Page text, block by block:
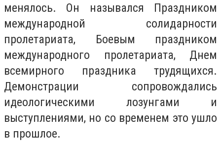
менялось. Он назывался Праздником
международной солидарности
пролетариата, Боевым праздником
международного пролетариата, Днем
всемирного праздника трудящихся.
Демонстрации сопровождались
идеологическими лозунгами и
выступлениями, но со временем это ушло
в прошлое.